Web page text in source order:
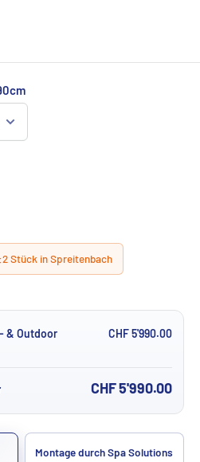
2 Stück in Spreitenbach
& Outdoor CHF 5'990.00
CHF 5'990.00
Montage durch Spa Solutions